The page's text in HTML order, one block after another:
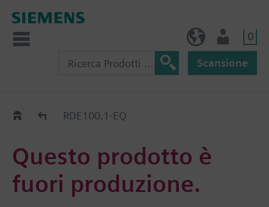
0
Scansione
Old2NewRDE100.1-EQ
Questo prodotto è
fuori produzione.